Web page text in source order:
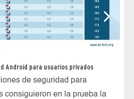
Android para usuarios privados
de seguridad para
consiguieron en la prueba la